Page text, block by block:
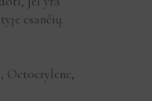
esančių
Octocrylene,